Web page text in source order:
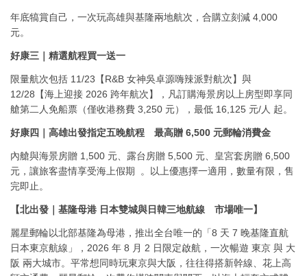
年底犒賞自己，一次玩高雄與基隆兩地航次，合購立刻減 4,000
元。
好康三｜精選航程買一送一
限量航次包括 11/23【R&B 女神吳卓源嗨辣派對航次】與
12/28【海上迎接 2026 跨年航次】，凡訂購海景房以上房型即享同
艙第二人免船票（僅收港務費 3,250 元），最低 16,125 元/人 起。
好康四｜高雄出發指定五晚航程 最高贈 6,500 元郵輪消費金
內艙與海景房贈 1,500 元、露台房贈 5,500 元、皇宮套房贈 6,500
元，讓旅客盡情享受海上假期 。
以上優惠擇一適用，數量有限，售
完即止。
【北出發｜基隆母港 日本雙城與日韓三地航線 市場唯一】
麗星郵輪以北部基隆為母港，推出全台唯一的「8 天 7 晚基隆直航
日本東京航線」，2026 年 8 月 2 日限定啟航，一次暢遊 東京 與 大
阪 兩大城市。平常想同時玩東京與大阪，往往得搭新幹線、花上高